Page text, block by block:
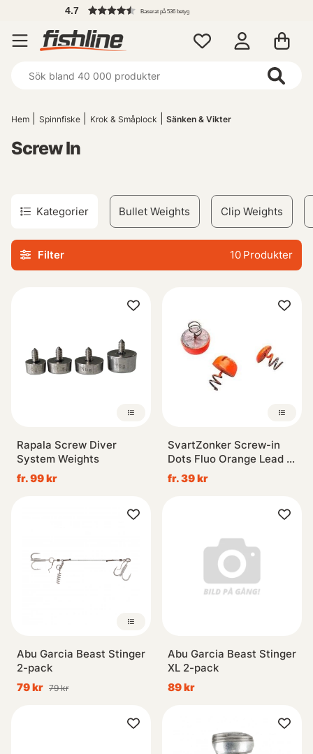
4.7 Baserat på 536 betyg
Hem Spinnfiske Krok & Småplock Sänken & Vikter
Screw In
Kategorier Bullet Weights Clip Weights
Filter 10 Produkter
Rapala Screw Diver
System Weights
fr. 99 kr
SvartZonker Screw-in
Dots Fluo Orange Lead -
3-pack
fr. 39 kr
Abu Garcia Beast Stinger
2-pack
79 kr 79 kr
Abu Garcia Beast Stinger
XL 2-pack
89 kr